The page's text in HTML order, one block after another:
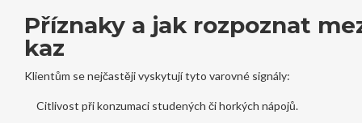
Příznaky a jak rozpoznat
kaz
Klientům se nejčastěji vyskytují tyto varovné signály:
Citlivost při konzumaci studených či horkých nápojů.